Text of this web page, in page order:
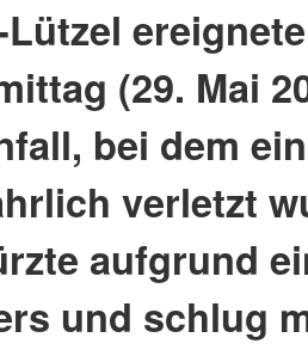
(29. Mai
bei dem
verletzt
aufgrund
und schlug